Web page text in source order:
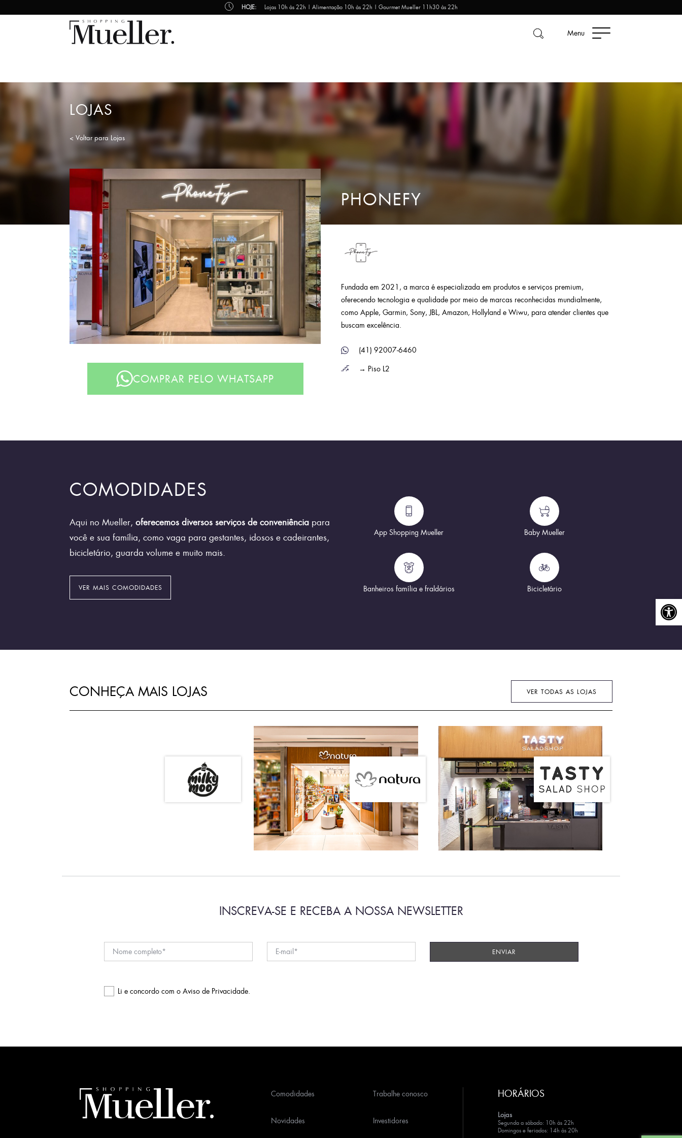
Abrir
HOJE: Lojas 10h às 22h | Alimentação 10h às 22h | Gourmet Mueller 11h30 às 22h
Menu
LOJAS
< Voltar para Lojas
PHONEFY
COMPRAR PELO WHATSAPP
Fundada em 2021, a marca é especializada em produtos e serviços premium,
oferecendo tecnologia e qualidade por meio de marcas reconhecidas mundialmente,
como Apple, Garmin, Sony, JBL, Amazon, Hollyland e Wiwu, para atender clientes que
buscam excelência.
(41) 92007-6460
→ Piso L2
COMODIDADES
Aqui no Mueller, oferecemos diversos serviços de conveniência para
você e sua família, como vaga para gestantes, idosos e cadeirantes,
bicicletário, guarda volume e muito mais.
VER MAIS COMODIDADES
App Shopping Mueller Baby Mueller
Banheiros família e fraldários Bicicletário
CONHEÇA MAIS LOJAS VER TODAS AS LOJAS
INSCREVA-SE E RECEBA A NOSSA NEWSLETTER
Li e concordo com o Aviso de Privacidade.
this
Comodidades
Novidades
Trabalhe conosco
Investidores
HORÁRIOS
Lojas
Segunda a sábado: 10h às 22h
Domingos e feriados: 14h às 20h